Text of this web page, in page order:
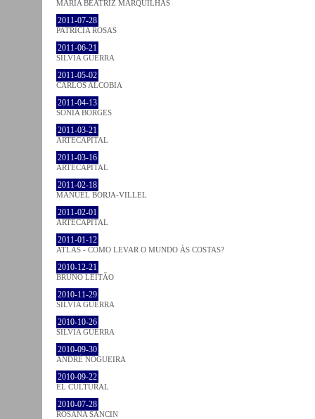
MARIA BEATRIZ MARQUILHAS
2011-07-28
PATRÍCIA ROSAS
2011-06-21
SÍLVIA GUERRA
2011-05-02
CARLOS ALCOBIA
2011-04-13
SÓNIA BORGES
2011-03-21
ARTECAPITAL
2011-03-16
ARTECAPITAL
2011-02-18
MANUEL BORJA-VILLEL
2011-02-01
ARTECAPITAL
2011-01-12
ATLAS - COMO LEVAR O MUNDO ÀS COSTAS?
2010-12-21
BRUNO LEITÃO
2010-11-29
SÍLVIA GUERRA
2010-10-26
SÍLVIA GUERRA
2010-09-30
ANDRÉ NOGUEIRA
2010-09-22
EL CULTURAL
2010-07-28
ROSANA SANCIN